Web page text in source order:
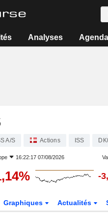
Analyses Agenda
A/S Actions ISS
16:22:17 07/08/2026
-
Graphiques Actualités